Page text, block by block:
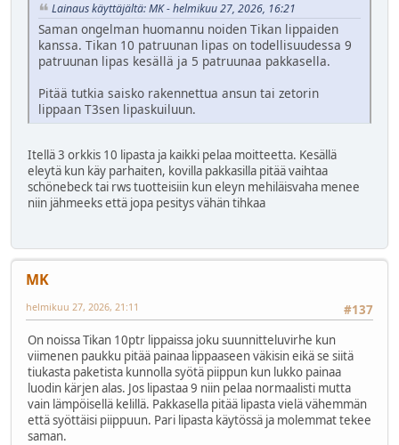
Lainaus käyttäjältä: MK - helmikuu 27, 2026, 16:21
Saman ongelman huomannu noiden Tikan lippaiden
kanssa. Tikan 10 patruunan lipas on todellisuudessa 9
patruunan lipas kesällä ja 5 patruunaa pakkasella.
Pitää tutkia saisko rakennettua ansun tai zetorin
lippaan T3sen lipaskuiluun.
Itellä 3 orkkis 10 lipasta ja kaikki pelaa moitteetta. Kesällä
eleytä kun käy parhaiten, kovilla pakkasilla pitää vaihtaa
schönebeck tai rws tuotteisiin kun eleyn mehiläisvaha menee
niin jähmeeks että jopa pesitys vähän tihkaa
MK
#137
helmikuu 27, 2026, 21:11
On noissa Tikan 10ptr lippaissa joku suunnitteluvirhe kun
viimenen paukku pitää painaa lippaaseen väkisin eikä se siitä
tiukasta paketista kunnolla syötä piippun kun lukko painaa
luodin kärjen alas. Jos lipastaa 9 niin pelaa normaalisti mutta
vain lämpöisellä kelillä. Pakkasella pitää lipasta vielä vähemmän
että syöttäisi piippuun. Pari lipasta käytössä ja molemmat tekee
saman.